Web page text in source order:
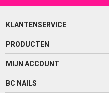
KLANTENSERVICE
PRODUCTEN
MIJN ACCOUNT
BC NAILS